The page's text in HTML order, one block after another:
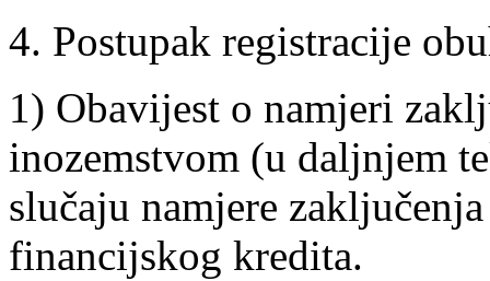
4. Postupak registracije
1) Obavijest o namjeri
inozemstvom (u daljnjem
slučaju namjere
financijskog kredita.